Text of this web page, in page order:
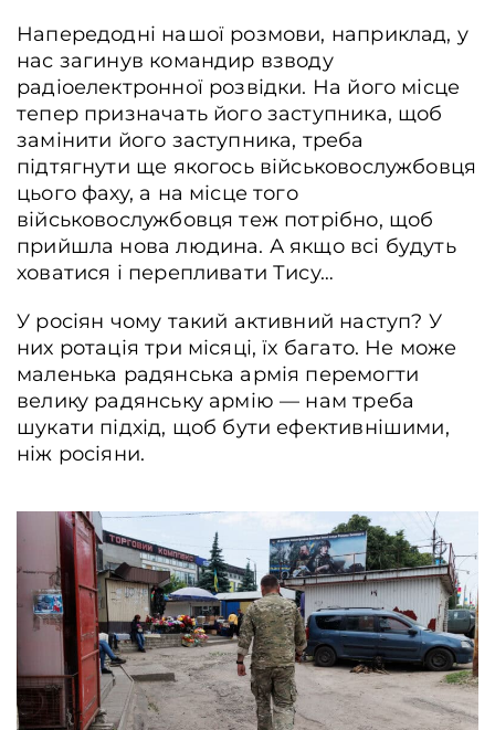
Напередодні нашої розмови, наприклад, у
нас загинув командир взводу
радіоелектронної розвідки. На його місце
тепер призначать його заступника, щоб
замінити його заступника, треба
підтягнути ще якогось військовослужбовця
цього фаху, а на місце того
військовослужбовця теж потрібно, щоб
прийшла нова людина. А якщо всі будуть
ховатися і перепливати Тису…
У росіян чому такий активний наступ? У
них ротація три місяці, їх багато. Не може
маленька радянська армія перемогти
велику радянську армію — нам треба
шукати підхід, щоб бути ефективнішими,
ніж росіяни.